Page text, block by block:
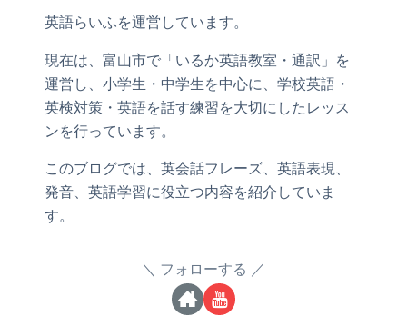
英語らいふを運営しています。
現在は、富山市で「いるか英語教室・通訳」を
運営し、小学生・中学生を中心に、学校英語・
英検対策・英語を話す練習を大切にしたレッス
ンを行っています。
このブログでは、英会話フレーズ、英語表現、
発音、英語学習に役立つ内容を紹介していま
す。
フォローする